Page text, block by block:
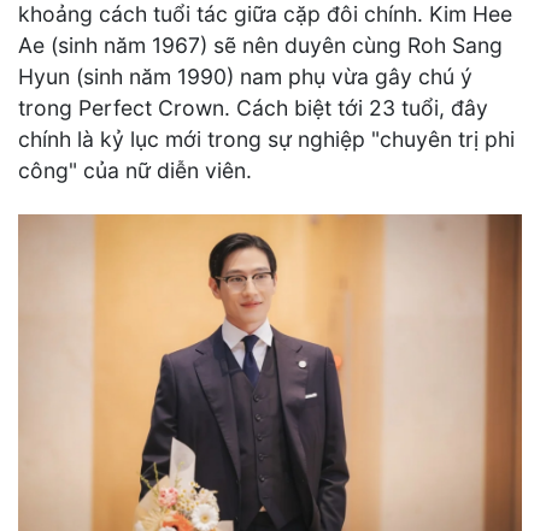
khoảng cách tuổi tác giữa cặp đôi chính. Kim Hee
Ae (sinh năm 1967) sẽ nên duyên cùng Roh Sang
Hyun (sinh năm 1990) nam phụ vừa gây chú ý
trong Perfect Crown. Cách biệt tới 23 tuổi, đây
chính là kỷ lục mới trong sự nghiệp "chuyên trị phi
công" của nữ diễn viên.